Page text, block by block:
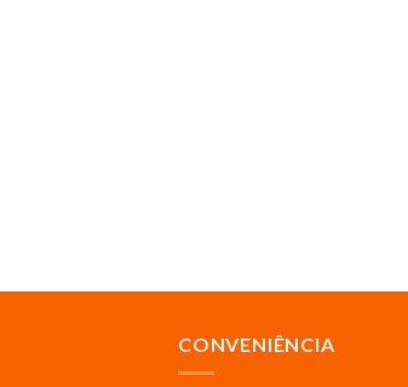
CONVENIÊNCIA